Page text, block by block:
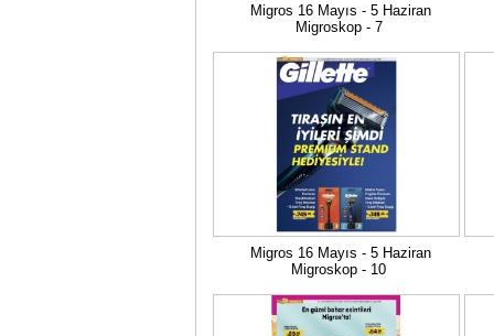
Migros 16 Mayıs - 5 Haziran
Migroskop - 7
Migros 16 Mayıs - 5 Haziran
Migroskop - 10